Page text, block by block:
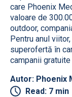
care Phoenix
valoare de
outdoor,
Pentru anul
superofertă în
campanii
Autor: Phoenix
Read: 7 min